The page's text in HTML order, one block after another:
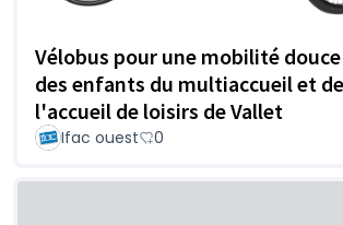
Vélobus pour une mobilité douce
des enfants du multiaccueil et de
l'accueil de loisirs de Vallet
Ifac ouest 0